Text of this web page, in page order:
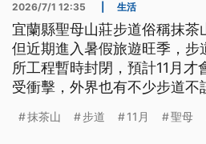
2026/7/1 12:35 生活
宜蘭縣聖母山莊步道俗稱抹茶
但近期進入暑假旅遊旺季，步
所工程暫時封閉，預計11月才
受衝擊，外界也有不少步道不
式檢討工序，力求儘早恢復通
抹茶山 步道 11月 聖母